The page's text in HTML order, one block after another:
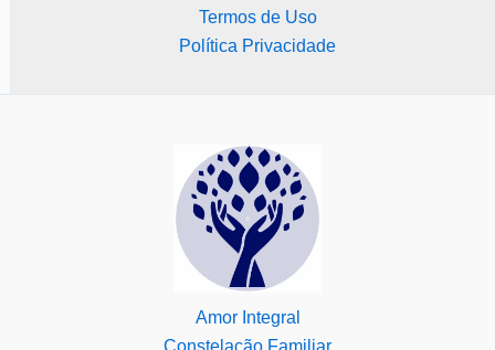
Termos de Uso
Política Privacidade
Amor Integral